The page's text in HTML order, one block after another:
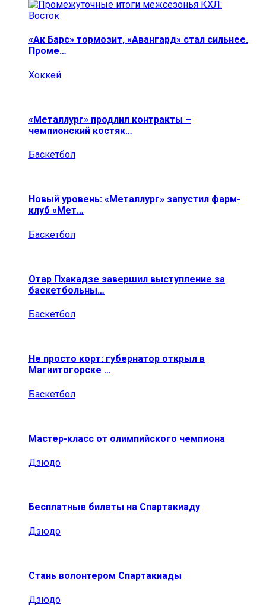
«Ак Барс» тормозит, «Авангард» стал сильнее.
Проме…
Хоккей
«Металлург» продлил контракты –
чемпионский костяк…
Баскетбол
Новый уровень: «Металлург» запустил фарм-
клуб «Мет…
Баскетбол
Отар Пхакадзе завершил выступление за
баскетбольны…
Баскетбол
Не просто корт: губернатор открыл в
Магнитогорске …
Баскетбол
Мастер-класс от олимпийского чемпиона
Дзюдо
Бесплатные билеты на Спартакиаду
Дзюдо
Стань волонтером Спартакиады
Дзюдо